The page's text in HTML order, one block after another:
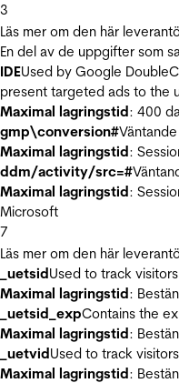
3
Läs mer om den här
En del av de uppgifter som
IDEUsed by Google
present targeted ads to the
Maximal lagringstid: 400
gmp\conversion#Väntande
Maximal lagringstid:
ddm/activity/src=#
Maximal lagringstid:
Microsoft
7
Läs mer om den här
_uetsidUsed to track
Maximal lagringstid:
_uetsid_expContains the
Maximal lagringstid:
_uetvidUsed to track
Maximal lagringstid: